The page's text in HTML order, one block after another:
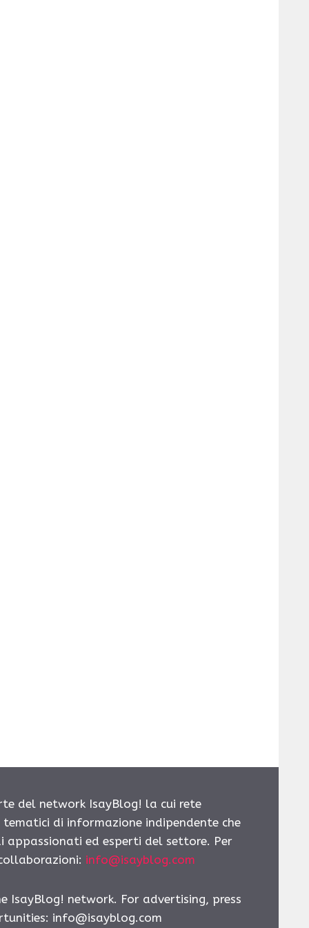
del network IsayBlog! la cui rete
di informazione indipendente che
ed esperti del settore. Per
info@isayblog.com
IsayBlog! network. For advertising, press
info@isayblog.com